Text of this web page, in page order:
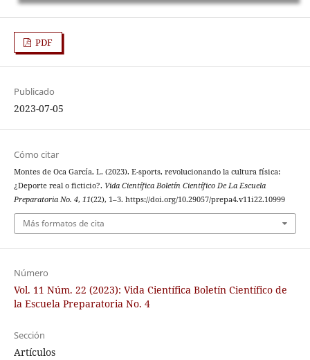
PDF
Publicado
2023-07-05
Cómo citar
Montes de Oca García, L. (2023). E-sports, revolucionando la cultura física:
¿Deporte real o ficticio?. Vida Científica Boletín Científico De La Escuela
Preparatoria No. 4, 11(22), 1–3. https://doi.org/10.29057/prepa4.v11i22.10999
Más formatos de cita
Número
Vol. 11 Núm. 22 (2023): Vida Científica Boletín Científico de
la Escuela Preparatoria No. 4
Sección
Artículos